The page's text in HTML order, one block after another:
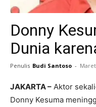
Donny
Dunia
Penulis Budi Santoso -
JAKARTA – Aktor
Donny Kesuma